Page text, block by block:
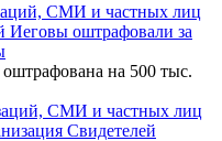
СМИ и частных лиц
Иеговы оштрафовали за
на 500 тыс.
СМИ и частных лиц
Свидетелей